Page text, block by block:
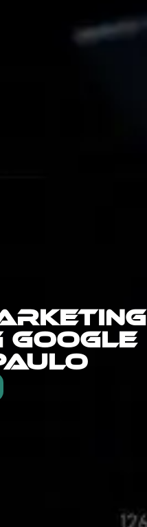
GOOGLE